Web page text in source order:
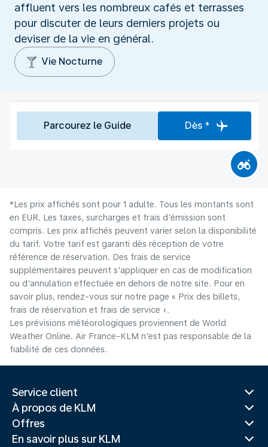
affluent vers les nombreux cafés et terrasses
pour discuter de leurs derniers projets ou
deviser de la vie en général.
Vie Nocturne
Parcourez le Guide Dès *
*Les prix affichés sont pour 1 adulte. Tous les montants sont
en EUR. Les taxes, surcharges et frais d'émission sont
compris. Les prix affichés peuvent varier selon la disponibilité
du tarif. Votre tarif est garanti dès réception de votre
référence de réservation. Des frais de service
supplémentaires peuvent s'appliquer en cas de modification
ou d'annulation effectuée en dehors de notre site. Pour en
savoir plus, rendez-vous sur notre page « Prix des billets,
frais de réservation et frais de service ».
Les prévisions météorologiques proviennent de World
Weather Online. Air France-KLM n'est pas responsable de la
fiabilité de ces données.
Service client
À propos de KLM
Offres
En savoir plus sur KLM